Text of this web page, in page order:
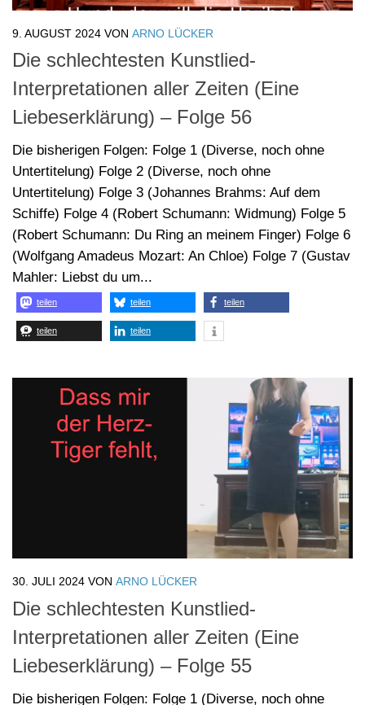
Untertitelung) Folge 3 (Johannes Brahms: Auf dem
Schiffe) Folge 4 (Robert Schumann: Widmung) Folge 5
(Robert Schumann: Du Ring an meinem Finger) Folge 6
Mahler: Liebst du um...
teilen teilen teilen
teilen teilen
30. JULI 2024VON ARNO LÜCKER
Die schlechtesten Kunstlied-
Interpretationen aller Zeiten (Eine
Liebeserklärung) – Folge 55
Die bisherigen Folgen: Folge 1 (Diverse, noch ohne
Untertitelung) Folge 2 (Diverse, noch ohne
Untertitelung) Folge 3 (Johannes Brahms: Auf dem
Schiffe) Folge 4 (Robert Schumann: Widmung) Folge 5
(Robert Schumann: Du Ring an meinem Finger) Folge 6
Mahler: Liebst du um...
teilen teilen teilen
teilen teilen